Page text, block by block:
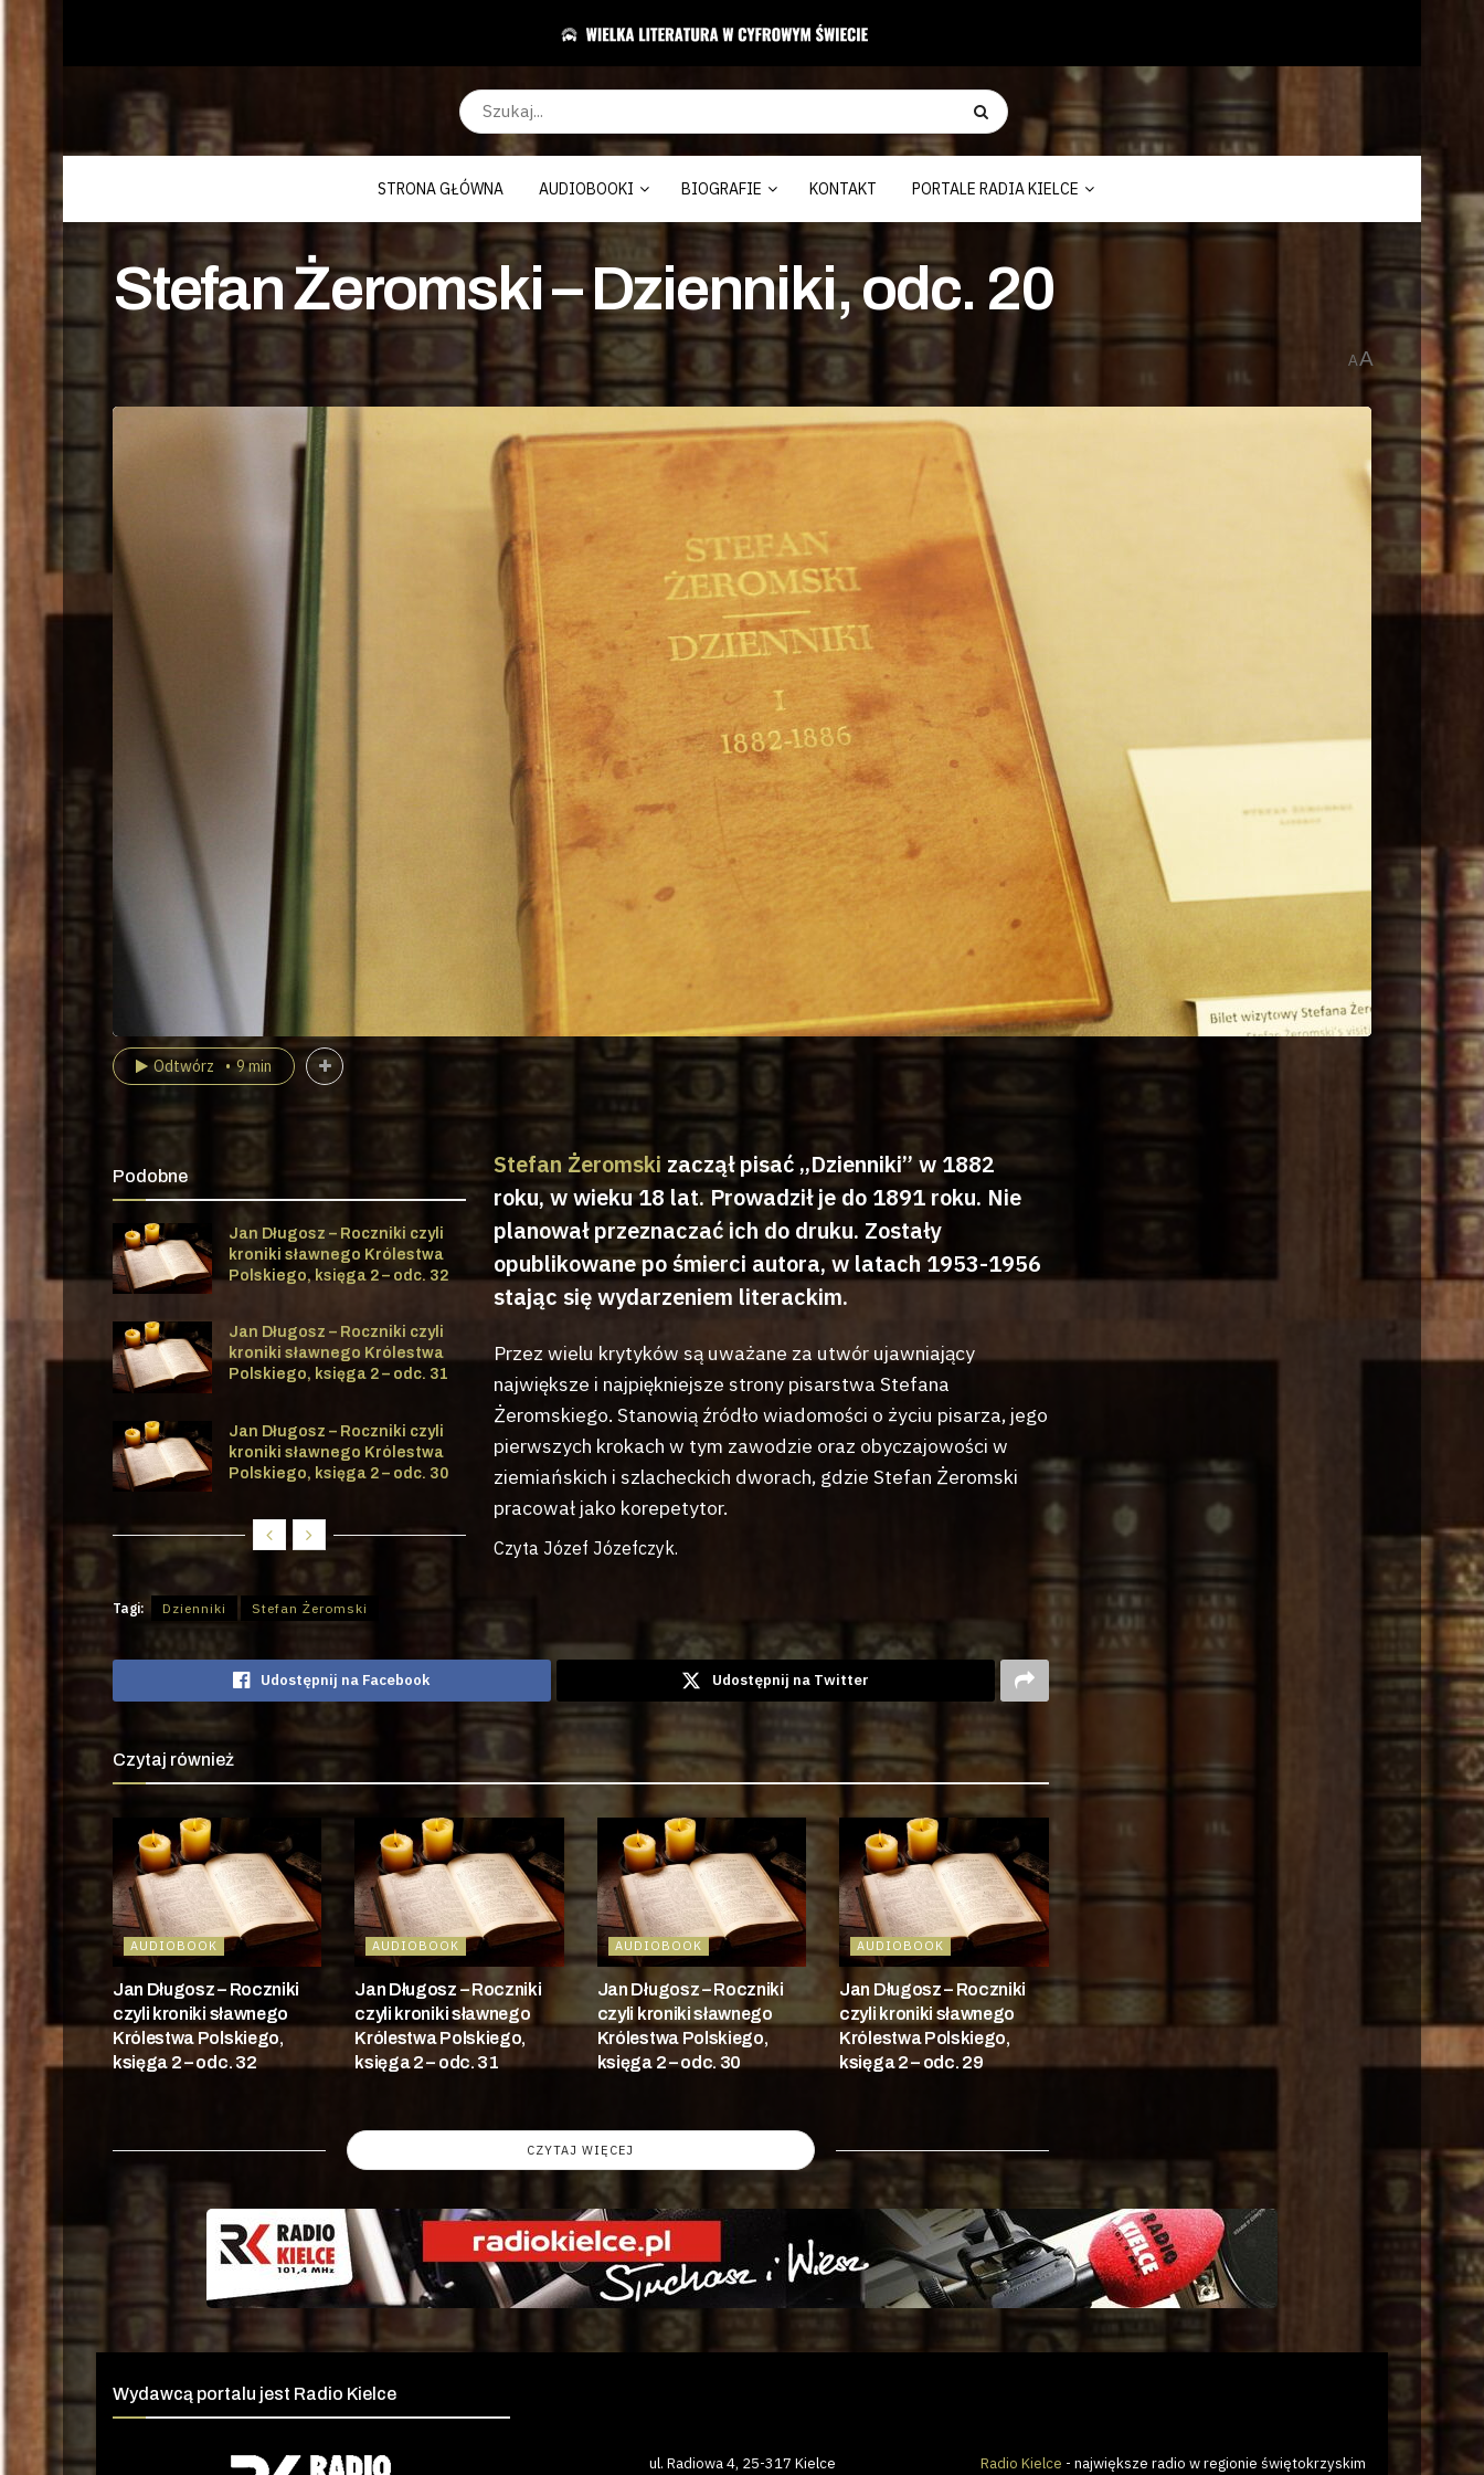
STRONA GŁÓWNA AUDIOBOOKI BIOGRAFIE KONTAKT PORTALE RADIA KIELCE
Stefan Żeromski – Dzienniki, odc. 20
AA
Odtwórz 9 min
Podobne
Jan Długosz – Roczniki czyli
kroniki sławnego Królestwa
Polskiego, księga 2 – odc. 32
Jan Długosz – Roczniki czyli
kroniki sławnego Królestwa
Polskiego, księga 2 – odc. 31
Jan Długosz – Roczniki czyli
kroniki sławnego Królestwa
Polskiego, księga 2 – odc. 30
Stefan Żeromski zaczął pisać „Dzienniki” w 1882
roku, w wieku 18 lat. Prowadził je do 1891 roku. Nie
planował przeznaczać ich do druku. Zostały
opublikowane po śmierci autora, w latach 1953-1956
stając się wydarzeniem literackim.
Przez wielu krytyków są uważane za utwór ujawniający
największe i najpiękniejsze strony pisarstwa Stefana
Żeromskiego. Stanowią źródło wiadomości o życiu pisarza, jego
pierwszych krokach w tym zawodzie oraz obyczajowości w
ziemiańskich i szlacheckich dworach, gdzie Stefan Żeromski
pracował jako korepetytor.
Czyta Józef Józefczyk.
Tagi: Dzienniki Stefan Żeromski
Udostępnij na Facebook Udostępnij na Twitter
Czytaj również
AUDIOBOOK
Jan Długosz – Roczniki
czyli kroniki sławnego
Królestwa Polskiego,
księga 2 – odc. 32
AUDIOBOOK
Jan Długosz – Roczniki
czyli kroniki sławnego
Królestwa Polskiego,
księga 2 – odc. 31
AUDIOBOOK
Jan Długosz – Roczniki
czyli kroniki sławnego
Królestwa Polskiego,
księga 2 – odc. 30
AUDIOBOOK
Jan Długosz – Roczniki
czyli kroniki sławnego
Królestwa Polskiego,
księga 2 – odc. 29
CZYTAJ WIĘCEJ
Wydawcą portalu jest Radio Kielce
ul. Radiowa 4, 25-317 Kielce Radio Kielce - największe radio w regionie świętokrzyskim